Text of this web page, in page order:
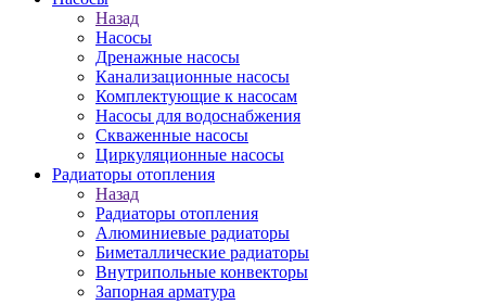
Назад
Насосы
Дренажные насосы
Канализационные насосы
Комплектующие к насосам
Насосы для водоснабжения
Скваженные насосы
Циркуляционные насосы
Радиаторы отопления
Назад
Радиаторы отопления
Алюминиевые радиаторы
Биметаллические радиаторы
Внутрипольные конвекторы
Запорная арматура